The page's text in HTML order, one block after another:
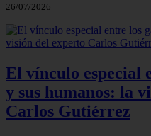
26/07/2026
El vínculo especial
y sus humanos: la
Carlos Gutiérrez